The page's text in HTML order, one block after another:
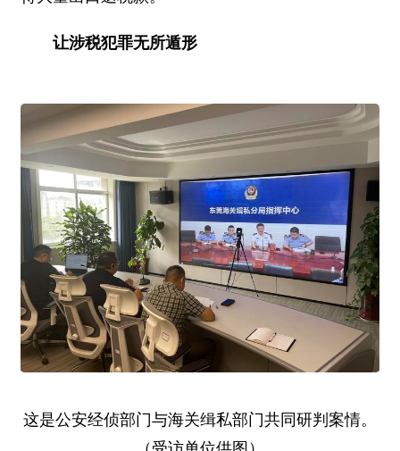
让涉税犯罪无所遁形
这是公安经侦部门与海关缉私部门共同研判案情。